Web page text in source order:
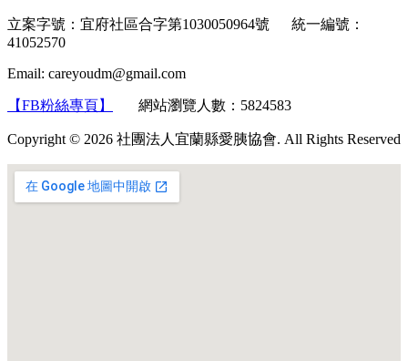
立案字號：宜府社區合字第1030050964號 統一編號：
41052570
Email: careyoudm@gmail.com
【FB粉絲專頁】 網站瀏覽人數：5824583
Copyright © 2026 社團法人宜蘭縣愛胰協會. All Rights Reserved